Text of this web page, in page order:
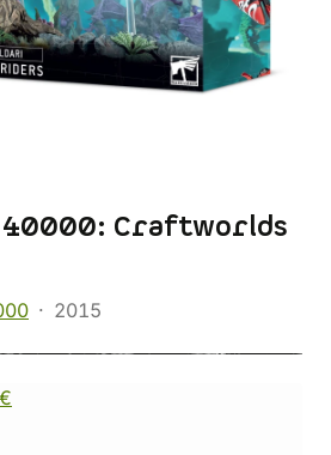
40000: Craftworlds
2015